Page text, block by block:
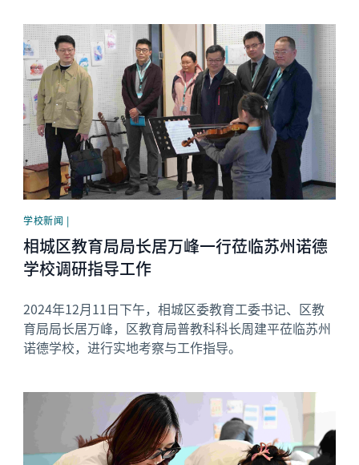
News image
学校新闻 |
相城区教育局局长居万峰一行莅临苏州诺德
学校调研指导工作
2024年12月11日下午，相城区委教育工委书记、区教
育局局长居万峰，区教育局普教科科长周建平莅临苏州
诺德学校，进行实地考察与工作指导。